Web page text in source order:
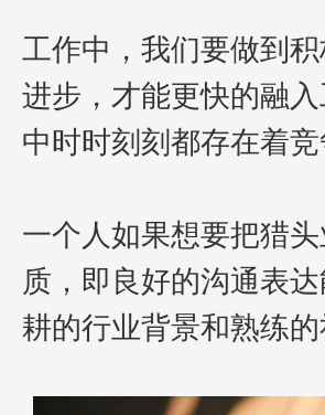
工作中，我们要做到
进步，才能更快的融
中时时刻刻都存在着竞
一个人如果想要把猎
质，即良好的沟通表
耕的行业背景和熟练的